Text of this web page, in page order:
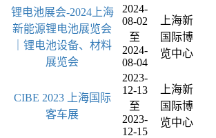
锂电池展会-2024上海
新能源锂电池展览会
｜锂电池设备、材料
展览会
2024-
08-02
至
2024-
08-04
上海新
国际博
览中心
CIBE 2023 上海国际
客车展
2023-
12-13
至
2023-
12-15
上海新
国际博
览中心